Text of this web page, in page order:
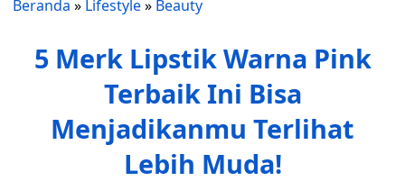
Beranda » Lifestyle» Beauty
5 Merk Lipstik Warna Pink
Terbaik Ini Bisa
Menjadikanmu Terlihat
Lebih Muda!